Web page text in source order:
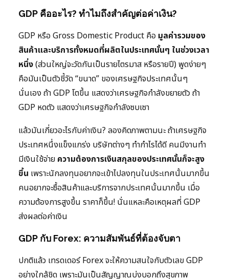
GDP คืออะไร? ทำไมถึงสำคัญต่อค่าเงิน?
GDP หรือ Gross Domestic Product คือ มูลค่ารวมของ
สินค้าและบริการทั้งหมดที่ผลิตในประเทศนั้นๆ ในช่วงเวลา
หนึ่ง(ส่วนใหญ่จะวัดกันเป็นรายไตรมาส หรือรายปี) พูดง่ายๆ
คือมันเป็นตัวชี้วัด “ขนาด” ของเศรษฐกิจประเทศนั้นๆ
นั่นเอง ถ้า GDP โตขึ้น แสดงว่าเศรษฐกิจกำลังขยายตัว ถ้า
GDP หดตัว แสดงว่าเศรษฐกิจกำลังซบเซา
แล้วมันเกี่ยวอะไรกับค่าเงิน? ลองคิดภาพตามนะ ถ้าเศรษฐกิจ
ประเทศหนึ่งแข็งแกร่ง บริษัทต่างๆ ทำกำไรได้ดี คนมีงานทำ
มีเงินใช้จ่าย ความต้องการเงินสกุลของประเทศนั้นก็จะสูง
ขึ้น เพราะนักลงทุนอยากจะเข้าไปลงทุนในประเทศนั้นมากขึ้น
คนอยากจะซื้อสินค้าและบริการจากประเทศนั้นมากขึ้น เมื่อ
ความต้องการสูงขึ้น ราคาก็ขึ้น! นั่นแหละคือเหตุผลที่ GDP
ส่งผลต่อค่าเงิน
GDP กับ Forex: ความสัมพันธ์ที่ต้องจับตา
ปกติแล้ว เทรดเดอร์ Forex จะให้ความสนใจกับตัวเลข GDP
อย่างใกล้ชิด เพราะมันเป็นสัญญาณบ่งบอกถึงสุขภาพ